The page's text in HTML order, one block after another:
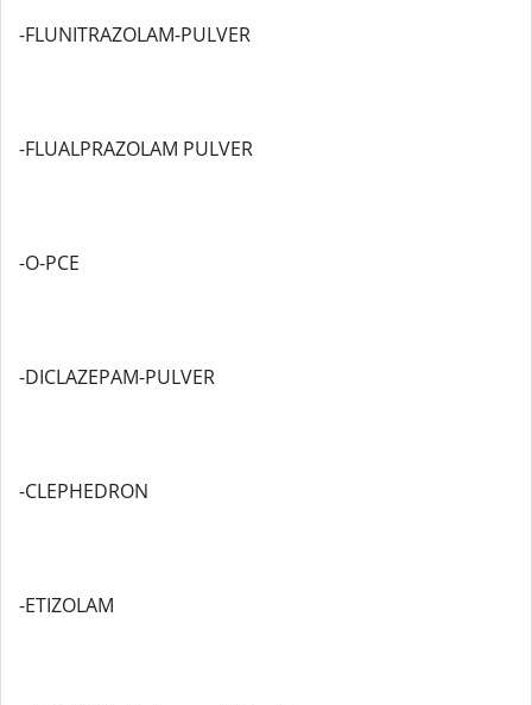
-FLUNITRAZOLAM-PULVER
-FLUALPRAZOLAM PULVER
-O-PCE
-DICLAZEPAM-PULVER
-CLEPHEDRON
-ETIZOLAM